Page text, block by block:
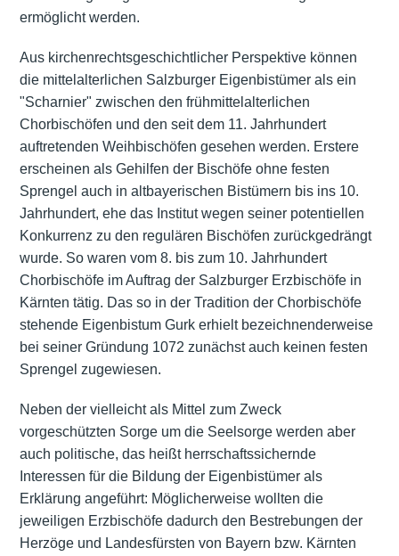
ermöglicht werden.
Aus kirchenrechtsgeschichtlicher Perspektive können
die mittelalterlichen Salzburger Eigenbistümer als ein
"Scharnier" zwischen den frühmittelalterlichen
Chorbischöfen und den seit dem 11. Jahrhundert
auftretenden Weihbischöfen gesehen werden. Erstere
erscheinen als Gehilfen der Bischöfe ohne festen
Sprengel auch in altbayerischen Bistümern bis ins 10.
Jahrhundert, ehe das Institut wegen seiner potentiellen
Konkurrenz zu den regulären Bischöfen zurückgedrängt
wurde. So waren vom 8. bis zum 10. Jahrhundert
Chorbischöfe im Auftrag der Salzburger Erzbischöfe in
Kärnten tätig. Das so in der Tradition der Chorbischöfe
stehende Eigenbistum Gurk erhielt bezeichnenderweise
bei seiner Gründung 1072 zunächst auch keinen festen
Sprengel zugewiesen.
Neben der vielleicht als Mittel zum Zweck
vorgeschützten Sorge um die Seelsorge werden aber
auch politische, das heißt herrschaftssichernde
Interessen für die Bildung der Eigenbistümer als
Erklärung angeführt: Möglicherweise wollten die
jeweiligen Erzbischöfe dadurch den Bestrebungen der
Herzöge und Landesfürsten von Bayern bzw. Kärnten